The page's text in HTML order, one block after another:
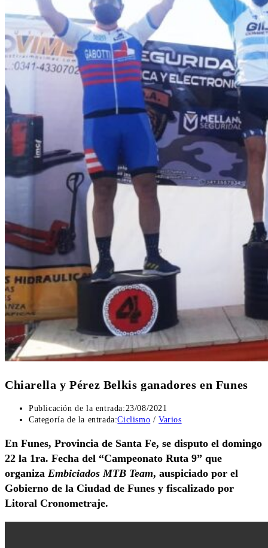
Chiarella y Pérez Belkis ganadores en Funes
Publicación de la entrada:23/08/2021
Categoría de la entrada:Ciclismo / Varios
En Funes, Provincia de Santa Fe, se disputo el domingo
22 la 1ra. Fecha del “Campeonato Ruta 9” que
organiza Embiciados MTB Team, auspiciado por el
Gobierno de la Ciudad de Funes y fiscalizado por
Litoral Cronometraje.